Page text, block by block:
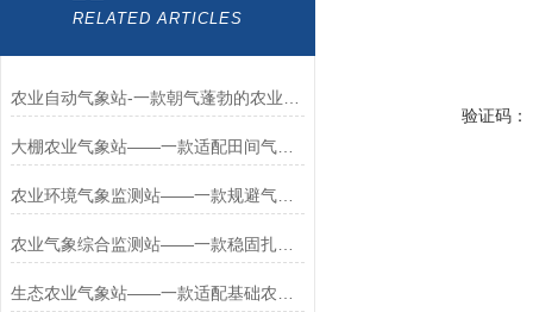
RELATED ARTICLES
大棚农业气象站——一款适配田间气候的无线农业气象站2026+派+送
农业环境气象监测站——一款规避气象灾害的科研用农业气象站2026+派+送
验证码：